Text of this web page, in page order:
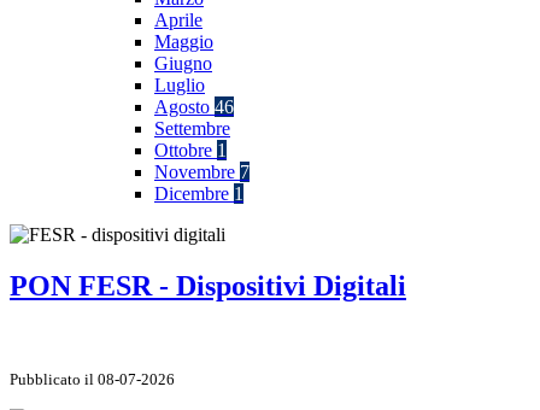
Aprile
Maggio
Giugno
Luglio
Agosto 46
Settembre
Ottobre 1
Novembre 7
Dicembre 1
PON FESR - Dispositivi Digitali
Pubblicato il 08-07-2026